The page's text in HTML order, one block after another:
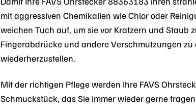
mit aggressiven Chemikalien wie Chlor oder
weichen Tuch auf, um sie vor Kratzern und Staub
Fingerabdrücke und andere Verschmutzungen
wiederherzustellen.
Mit der richtigen Pflege werden Ihre FAVS
Schmuckstück, das Sie immer wieder gerne